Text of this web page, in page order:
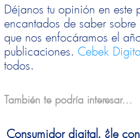
Déjanos tu opinión en este
encantados de saber sobre
que nos enfocáramos el
publicaciones. Cebek
todos.
También te podría interesar...
Consumidor digital, ¿le